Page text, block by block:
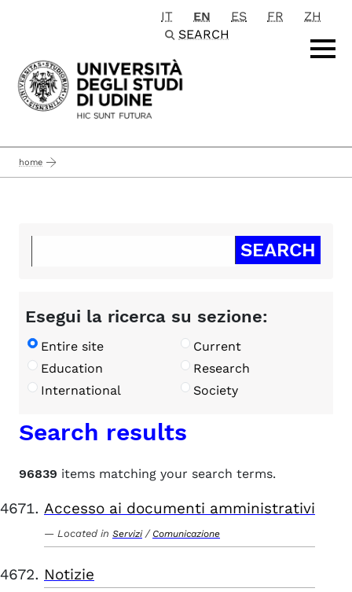
Passa al contenuto principale
IT EN ES FR
ZH
SEARCH
home
Esegui la ricerca su sezione:
Entire site
Current
Education
Research
International
Society
Search results
96839 items matching your search terms.
Accesso ai documenti amministrativi
Located in Servizi / Comunicazione
Notizie